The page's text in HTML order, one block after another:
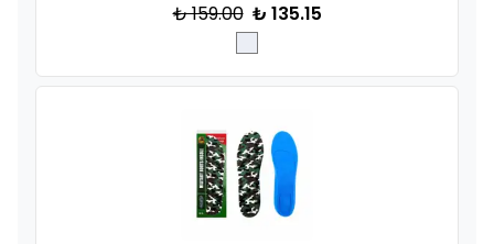
₺ 159.00 ₺ 135.15